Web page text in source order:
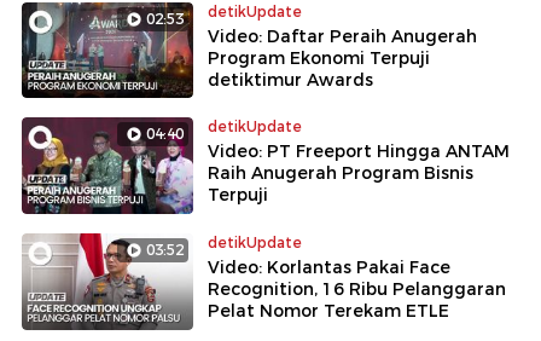
02:53 detikUpdate
Video: Daftar Peraih Anugerah
Program Ekonomi Terpuji
detiktimur Awards
04:40 detikUpdate
Video: PT Freeport Hingga ANTAM
Raih Anugerah Program Bisnis
Terpuji
03:52 detikUpdate
Video: Korlantas Pakai Face
Recognition, 16 Ribu Pelanggaran
Pelat Nomor Terekam ETLE